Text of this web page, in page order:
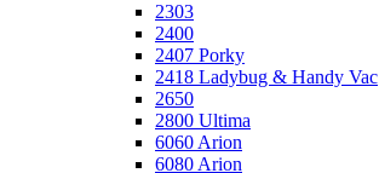
2303
2400
2407 Porky
2418 Ladybug & Handy Vac
2650
2800 Ultima
6060 Arion
6080 Arion